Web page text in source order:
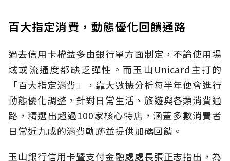
百大指定消費，動態優化回饋通路
過去信用卡權益多由銀行單方面制定，不論使用場
域或流通度都缺乏彈性。而玉山Unicard主打的
「百大指定消費」，靠大數據分析每半年便會進行
動態優化調整，針對日常生活、旅遊與各類消費通
路，精選出超過100家核心特店，涵蓋多數消費者
日常近九成的消費軌跡並提供加碼回饋。
玉山銀行信用卡暨支付金融處處長張正志指出，為